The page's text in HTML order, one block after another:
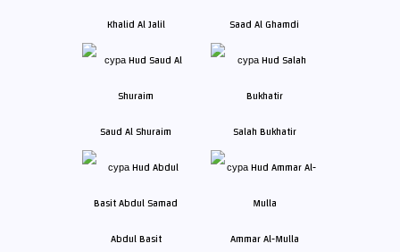
Khalid Al Jalil Saad Al Ghamdi
Saud Al Shuraim Salah Bukhatir
Abdul Basit Ammar Al-Mulla